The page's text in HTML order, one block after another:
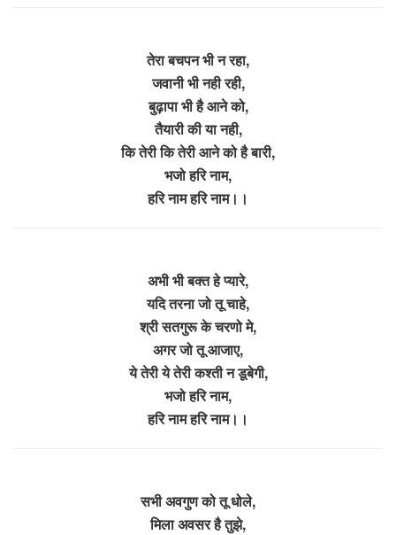
तेरा बचपन भी न रहा,
जवानी भी नही रही,
बुढ़ापा भी है आने को,
तैयारी की या नही,
कि तेरी कि तेरी आने को है बारी,
भजो हरि नाम,
हरि नाम हरि नाम।।
अभी भी बक्त हे प्यारे,
यदि तरना जो तू चाहे,
श्री सतगुरू के चरणो मे,
अगर जो तू आजाए,
ये तेरी ये तेरी कश्ती न डूबेगी,
भजो हरि नाम,
हरि नाम हरि नाम।।
सभी अवगुण को तू धोले,
मिला अवसर है तुझे,